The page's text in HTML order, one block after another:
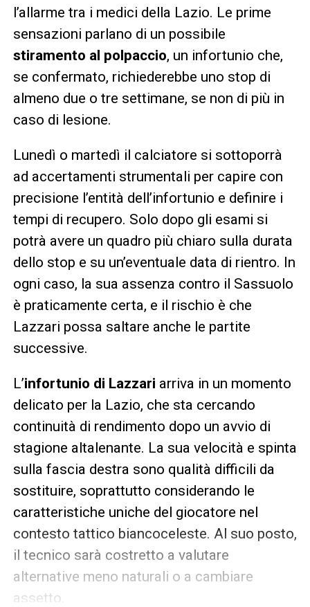
l’allarme tra i medici della Lazio. Le prime
sensazioni parlano di un possibile
stiramento al polpaccio, un infortunio che,
se confermato, richiederebbe uno stop di
almeno due o tre settimane, se non di più in
caso di lesione.
Lunedì o martedì il calciatore si sottoporrà
ad accertamenti strumentali per capire con
precisione l’entità dell’infortunio e definire i
tempi di recupero. Solo dopo gli esami si
potrà avere un quadro più chiaro sulla durata
dello stop e su un’eventuale data di rientro. In
ogni caso, la sua assenza contro il Sassuolo
è praticamente certa, e il rischio è che
Lazzari possa saltare anche le partite
successive.
L’infortunio di Lazzari arriva in un momento
delicato per la Lazio, che sta cercando
continuità di rendimento dopo un avvio di
stagione altalenante. La sua velocità e spinta
sulla fascia destra sono qualità difficili da
sostituire, soprattutto considerando le
caratteristiche uniche del giocatore nel
contesto tattico biancoceleste. Al suo posto,
il tecnico sarà costretto a valutare
alternative meno naturali o a cambiare
assetto.